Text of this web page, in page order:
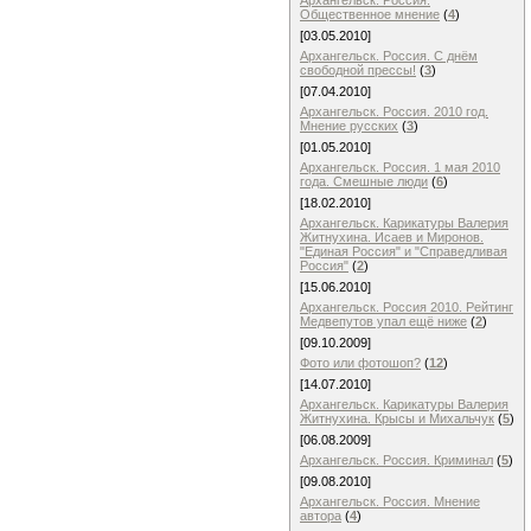
Общественное мнение (4)
[03.05.2010]
Архангельск. Россия. С днём
свободной прессы! (3)
[07.04.2010]
Архангельск. Россия. 2010 год.
Мнение русских (3)
[01.05.2010]
Архангельск. Россия. 1 мая 2010
года. Смешные люди (6)
[18.02.2010]
Архангельск. Карикатуры Валерия
Житнухина. Исаев и Миронов.
"Единая Россия" и "Справедливая
Россия" (2)
[15.06.2010]
Архангельск. Россия 2010. Рейтинг
Медвепутов упал ещё ниже (2)
[09.10.2009]
Фото или фотошоп? (12)
[14.07.2010]
Архангельск. Карикатуры Валерия
Житнухина. Крысы и Михальчук (5)
[06.08.2009]
Архангельск. Россия. Криминал (5)
[09.08.2010]
Архангельск. Россия. Мнение
автора (4)